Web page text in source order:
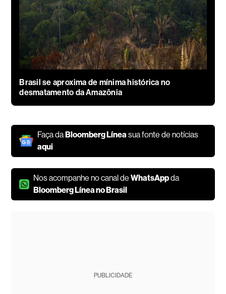
Brasil se aproxima de mínima histórica no
desmatamento da Amazônia
Faça daBloomberg Línea sua fonte de notícias
aqui
Nos acompanhe no canal deWhatsAppda
Bloomberg Línea no Brasil
PUBLICIDADE